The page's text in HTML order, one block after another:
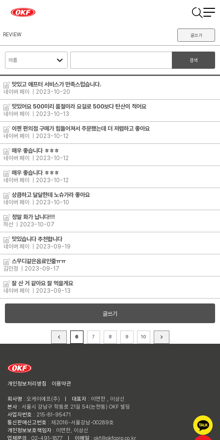
REVIEW 글쓰기
검색
맛있고 애프터 서비스가 만족스럽습니다.
네이버 페이
| 2023-10-20
맛있어요 500미리 품절이라 요걸로 500보다 탄산이 적어요
네이버 페이
| 2023-10-13
이젠 편의점 구매가 힘들어져서 주문했는데 더 저렴하고 좋아요
네이버 페이
| 2023-10-12
매우 좋습니다 ㅎㅎㅎ
네이버 페이
| 2023-10-12
매우 좋습니다 ㅎㅎㅎ
네이버 페이
| 2023-10-12
상큼하고 달달한데 노슈가라 좋아요
네이버 페이
| 2023-10-10
정말 화가 납니다!!!
하선
| 2023-10-07
맛있습니다 추천합니다
네이버 페이
| 2023-09-19
스무디같은음료인줄ㅠㅠ
김민정
| 2023-09-17
잘 산 거 같아요 잘 먹을게요
네이버 페이
| 2023-09-13
글쓰기
6 7 8 9 10
개인정보처리방침 이용약관
회사명 : 오케이에프(주) ㅣ 대표자 : 이연한 , 이상신
본사 : 서울시 강남구 학동로 21길 54(논현동) OKF 빌딩
사업자번호 : 215-81-95471
통신판매신고번호 : 제2016-서울강남-00289호
개인정보보호책임자 : 이연한, 이상신
업체문의 : 02-491-1877 ㅣ 이메일 : okf@okfcorp.co.kr